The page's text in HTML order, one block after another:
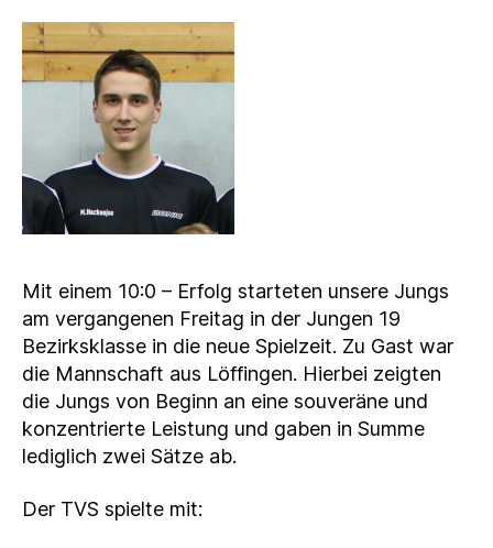
Mit einem 10:0 – Erfolg starteten unsere Jungs
am vergangenen Freitag in der Jungen 19
Bezirksklasse in die neue Spielzeit. Zu Gast war
die Mannschaft aus Löffingen. Hierbei zeigten
die Jungs von Beginn an eine souveräne und
konzentrierte Leistung und gaben in Summe
lediglich zwei Sätze ab.
Der TVS spielte mit: